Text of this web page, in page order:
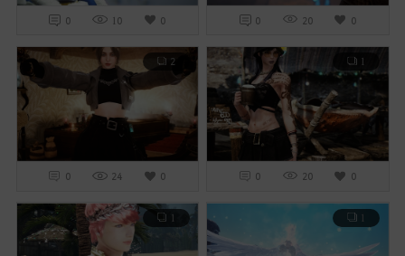
0 10 0 0 20 0
2
0 24 0
1
0 20 0
1 1